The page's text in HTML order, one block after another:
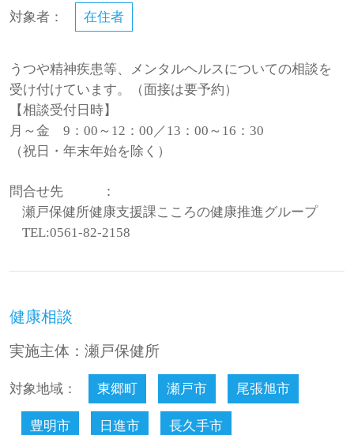
対象者： 在住者
うつや精神疾患等、メンタルヘルスについての相談を
受け付けています。（面接は要予約）
【相談受付日時】
月～金 9：00～12：00／13：00～16：30
（祝日・年末年始を除く）
問合せ先
：
瀬戸保健所健康支援課こころの健康推進グループ
TEL:0561-82-2158
健康相談
実施主体：瀬戸保健所
対象地域： 東郷町 瀬戸市 尾張旭市
豊明市 日進市 長久手市